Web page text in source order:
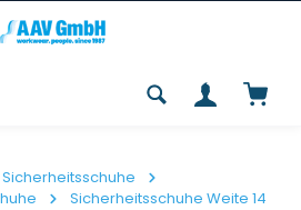
Sicherheitsschuhe
Sicherheitsschuhe Weite 14